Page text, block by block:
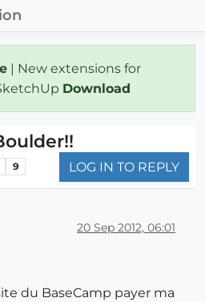
| New extensions for
Download
9 LOG IN TO REPLY
20 Sep 2012, 06:01
du BaseCamp payer ma